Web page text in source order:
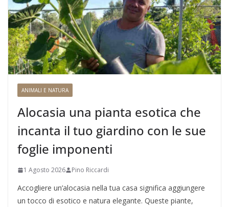
ANIMALI E NATURA
Alocasia una pianta esotica che
incanta il tuo giardino con le sue
foglie imponenti
1 Agosto 2026 Pino Riccardi
Accogliere un’alocasia nella tua casa significa aggiungere
un tocco di esotico e natura elegante. Queste piante,